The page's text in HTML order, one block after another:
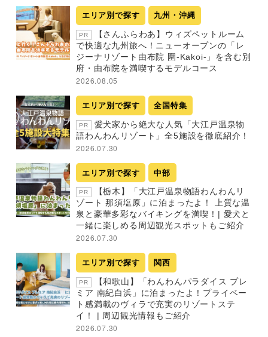
エリア別で探す 九州・沖縄
PR
【さんふらわあ】ウィズペットルーム
で快適な九州旅へ！ニューオープンの「レ
ジーナリゾート由布院 圍-Kakoi-」を含む別
府・由布院を満喫するモデルコース
2026.08.05
エリア別で探す 全国特集
PR
愛犬家から絶大な人気「大江戸温泉物
語わんわんリゾート」全5施設を徹底紹介！
2026.07.30
エリア別で探す 中部
PR
【栃木】「大江戸温泉物語わんわんリ
ゾート 那須塩原」に泊まったよ！ 上質な温
泉と豪華多彩なバイキングを満喫！| 愛犬と
一緒に楽しめる周辺観光スポットもご紹介
2026.07.30
エリア別で探す 関西
PR
【和歌山】「わんわんパラダイス プレ
ミア 南紀白浜」に泊まったよ！プライベー
ト感満載のヴィラで充実のリゾートステ
イ！ | 周辺観光情報もご紹介
2026.07.30